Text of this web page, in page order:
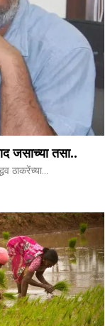
जसाच्या तसा..
ठाकरेंच्या...